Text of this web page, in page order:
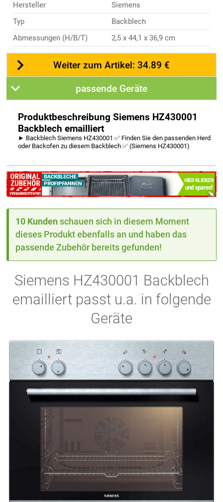
Hersteller
Siemens
Typ
Backblech
Abmessungen (H/B/T)
2,5 x 44,1 x 36,9 cm
Weiter zum Artikel: 34.89 €
passende Geräte
Produktbeschreibung Siemens HZ430001
Backblech emailliert
► Backblech Siemens HZ430001 ✅ Finden Sie den passenden Herd
oder Backofen zu diesem Backblech ✅ (Siemens HZ430001)
10 Kunden schauen sich in diesem Moment
dieses Produkt ebenfalls an und haben das
passende Zubehör bereits gefunden!
Siemens HZ430001 Backblech
emailliert passt u.a. in folgende
Geräte